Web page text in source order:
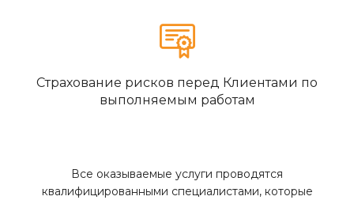
Страхование рисков перед Клиентами по
выполняемым работам
Все оказываемые услуги проводятся
квалифицированными специалистами, которые